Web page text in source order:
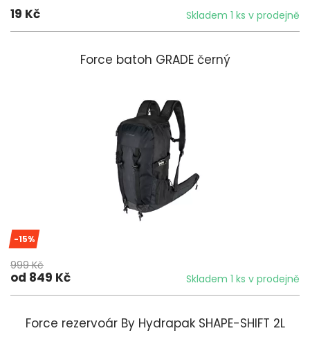
19 Kč Skladem 1 ks v prodejně
Force batoh GRADE černý
-15%
999 Kč
od 849 Kč Skladem 1 ks v prodejně
Force rezervoár By Hydrapak SHAPE-SHIFT 2L